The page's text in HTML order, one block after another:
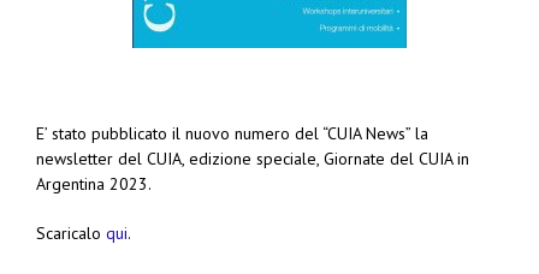
E’ stato pubblicato il nuovo numero del “CUIA News” la
newsletter del CUIA, edizione speciale, Giornate del CUIA in
Argentina 2023.
Scaricalo qui.